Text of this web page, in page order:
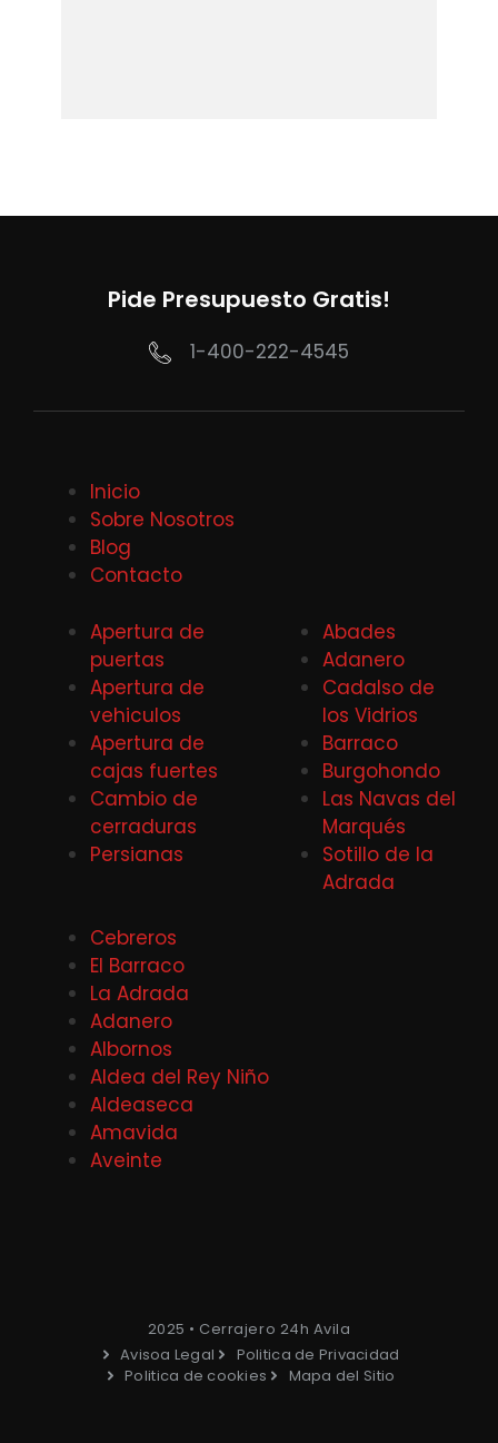
Pide Presupuesto Gratis!
1-400-222-4545
Inicio
Sobre Nosotros
Blog
Contacto
Apertura de
puertas
Apertura de
vehiculos
Apertura de
cajas fuertes
Cambio de
cerraduras
Persianas
Abades
Adanero
Cadalso de
los Vidrios
Barraco
Burgohondo
Las Navas del
Marqués
Sotillo de la
Adrada
Cebreros
El Barraco
La Adrada
Adanero
Albornos
Aldea del Rey Niño
Aldeaseca
Amavida
Aveinte
2025 • Cerrajero 24h Avila
Avisoa Legal
Politica de Privacidad
Politica de cookies
Mapa del Sitio